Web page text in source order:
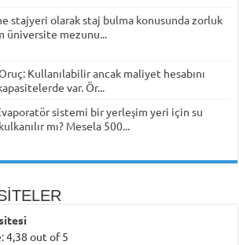
stajyeri olarak staj bulma konusunda zorluk
üniversite mezunu...
Kullanılabilir ancak maliyet hesabını
var. Ör...
sistemi bir yerleşim yeri için su
mı? Mesela 500...